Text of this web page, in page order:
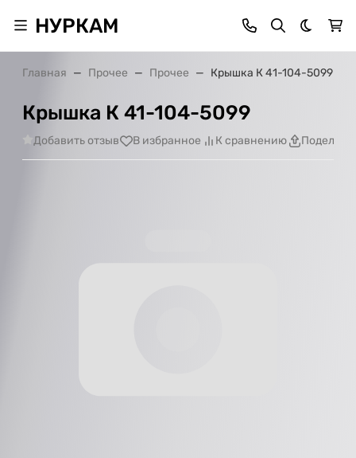
НУРКАМ Темная
Главная Прочее Прочее Крышка К 41-104-5099
Крышка К 41-104-5099
Добавить отзыв В избранное К сравнению